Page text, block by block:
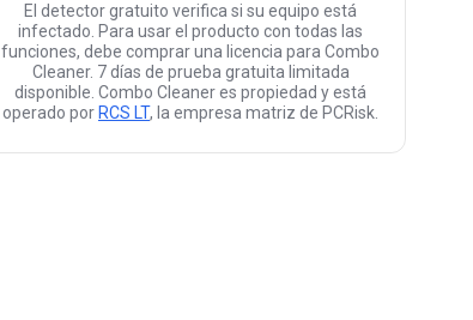
El detector gratuito verifica si su equipo está
infectado. Para usar el producto con todas las
funciones, debe comprar una licencia para Combo
Cleaner. 7 días de prueba gratuita limitada
disponible. Combo Cleaner es propiedad y está
operado por RCS LT, la empresa matriz de PCRisk.